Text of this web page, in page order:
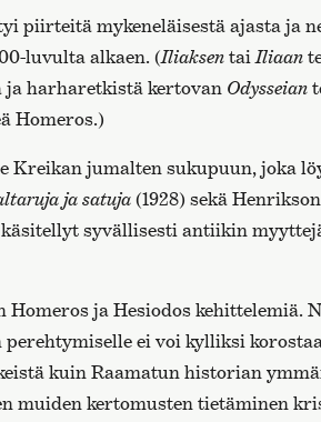
piirteitä mykeneläisestä ajasta ja
luvulta alkaen. (Iliaksen taiIliaan
ja harharetkistä kertovan Odysseian
Homeros.)
Kreikan jumalten sukupuun, joka
ja satuja(1928) sekä
syvällisesti antiikin
ja Hesiodos kehittelemiä.
ei voi kylliksi
kuin Raamatun historian
muiden kertomusten tietäminen